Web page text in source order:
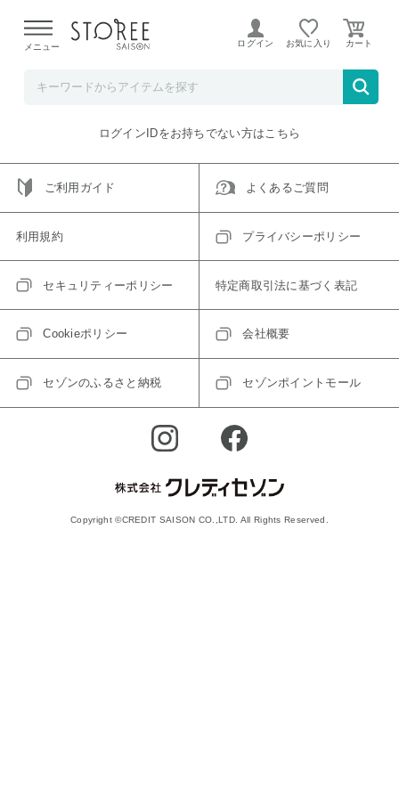
よる配送遅延が発生しております。
メニュー ログイン お気に入り
ご指定のアイテムは取り扱い終了、またはただいま取り扱い
トップへ戻る
ログインIDをお持ちでない方はこちら
ご利用ガイド よくあるご質問
利用規約 プライバシーポリシー
セキュリティーポリシー 特定商取引法に基づく表記
Cookieポリシー 会社概要
セゾンのふるさと納税 セゾンポイントモール
Copyright ©CREDIT SAISON CO.,LTD. All Rights Reserved.